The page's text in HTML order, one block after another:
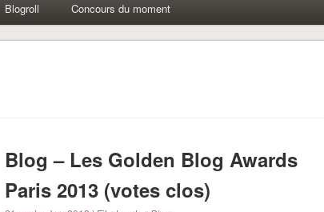
Blogroll Concours du moment
Blog – Les Golden Blog Awards
Paris 2013 (votes clos)